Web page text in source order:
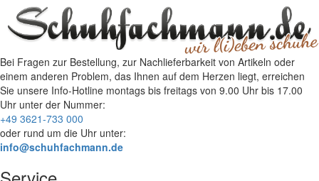
Bei Fragen zur Bestellung, zur Nachlieferbarkeit von Artikeln oder
einem anderen Problem, das Ihnen auf dem Herzen liegt, erreichen
Sie unsere Info-Hotline montags bis freitags von 9.00 Uhr bis 17.00
Uhr unter der Nummer:
+49 3621-733 000
oder rund um die Uhr unter:
info@schuhfachmann.de